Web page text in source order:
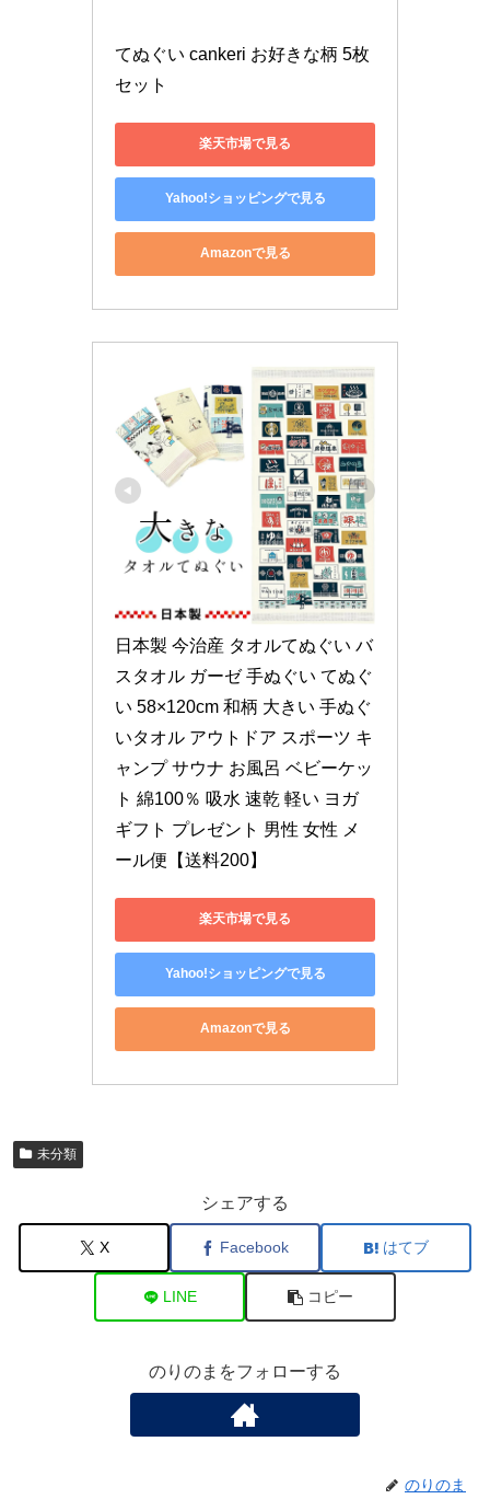
てぬぐい cankeri お好きな柄 5枚
セット
楽天市場で見る
Yahoo!ショッピングで見る
Amazonで見る
日本製 今治産 タオルてぬぐい バ
スタオル ガーゼ 手ぬぐい てぬぐ
い 58×120cm 和柄 大きい 手ぬぐ
いタオル アウトドア スポーツ キ
ャンプ サウナ お風呂 ベビーケッ
ト 綿100％ 吸水 速乾 軽い ヨガ
ギフト プレゼント 男性 女性 メ
ール便【送料200】
楽天市場で見る
Yahoo!ショッピングで見る
Amazonで見る
未分類
シェアする
X Facebook はてブ
LINE コピー
のりのまをフォローする
のりのま